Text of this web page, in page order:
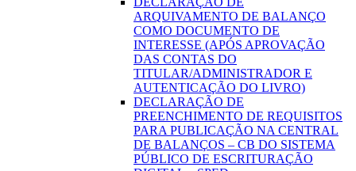
ARQUIVAMENTO DE BALANÇO
COMO DOCUMENTO DE
INTERESSE (APÓS APROVAÇÃO
DAS CONTAS DO
TITULAR/ADMINISTRADOR E
AUTENTICAÇÃO DO LIVRO)
DECLARAÇÃO DE
PREENCHIMENTO DE REQUISITOS
PARA PUBLICAÇÃO NA CENTRAL
DE BALANÇOS – CB DO SISTEMA
PÚBLICO DE ESCRITURAÇÃO